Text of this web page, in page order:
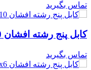
تماس بگیرید
کابل پنج رشته افشان 5x10 خراسان افشار نژاد
تماس بگیرید